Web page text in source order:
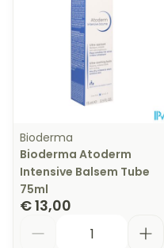
Bioderma
Bioderma Atoderm
Intensive Balsem Tube
75ml
€ 13,00